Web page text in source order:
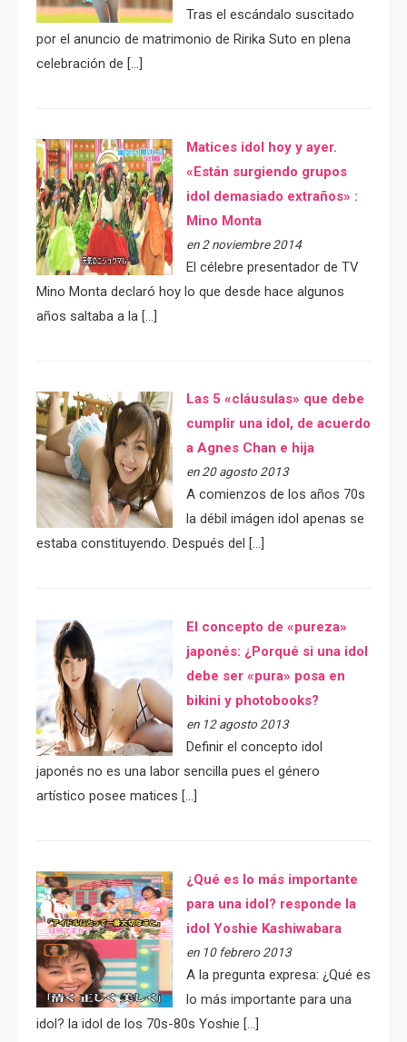
Tras el escándalo suscitado
por el anuncio de matrimonio de Ririka Suto en plena
celebración de […]
Matices idol hoy y ayer.
«Están surgiendo grupos
idol demasiado extraños» :
Mino Monta
en 2 noviembre 2014
El célebre presentador de TV
Mino Monta declaró hoy lo que desde hace algunos
años saltaba a la […]
Las 5 «cláusulas» que debe
cumplir una idol, de acuerdo
a Agnes Chan e hija
en 20 agosto 2013
A comienzos de los años 70s
la débil imágen idol apenas se
estaba constituyendo. Después del […]
El concepto de «pureza»
japonés: ¿Porqué si una idol
debe ser «pura» posa en
bikini y photobooks?
en 12 agosto 2013
Definir el concepto idol
japonés no es una labor sencilla pues el género
artístico posee matices […]
¿Qué es lo más importante
para una idol? responde la
idol Yoshie Kashiwabara
en 10 febrero 2013
A la pregunta expresa: ¿Qué es
lo más importante para una
idol? la idol de los 70s-80s Yoshie […]